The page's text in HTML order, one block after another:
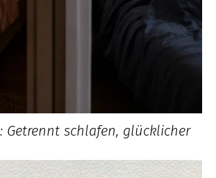
Getrennt schlafen, glücklicher